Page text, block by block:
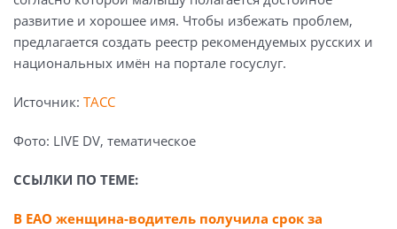
развитие и хорошее имя. Чтобы избежать проблем,
предлагается создать реестр рекомендуемых русских и
национальных имён на портале госуслуг.
Источник: ТАСС
Фото: LIVE DV, тематическое
ССЫЛКИ ПО ТЕМЕ:
В ЕАО женщина-водитель получила срок за